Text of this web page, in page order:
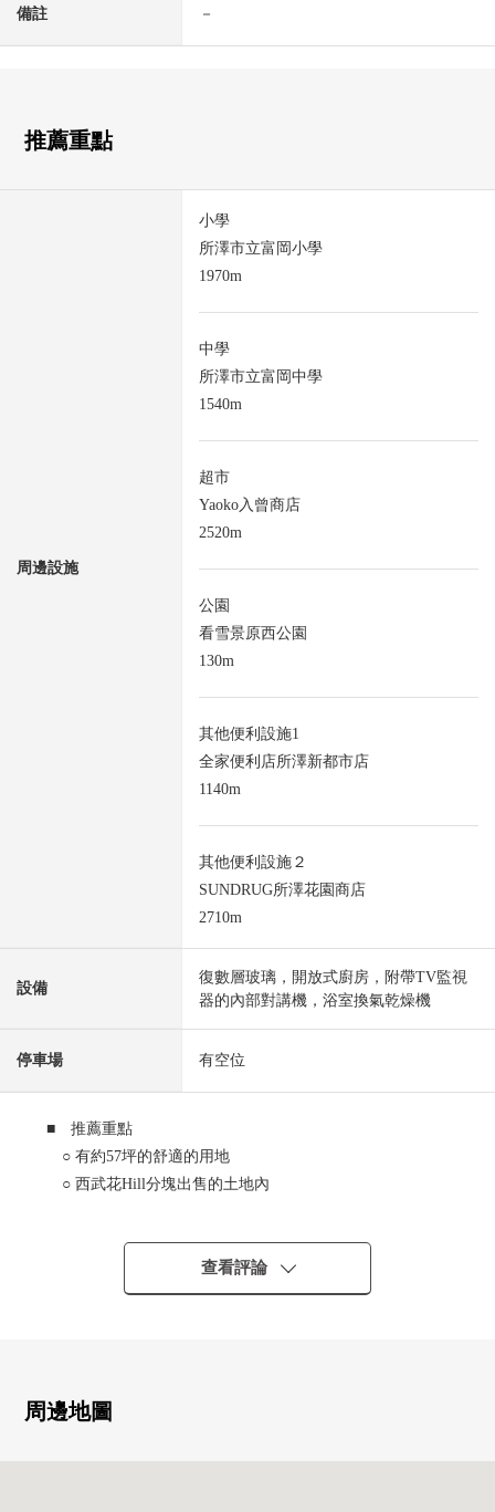
備註 －
推薦重點
周邊設施
小學
所澤市立富岡小學
1970m
中學
所澤市立富岡中學
1540m
超市
Yaoko入曾商店
2520m
公園
看雪景原西公園
130m
其他便利設施1
全家便利店所澤新都市店
1140m
其他便利設施２
SUNDRUG所澤花園商店
2710m
設備
復數層玻璃，開放式廚房，附帶TV監視
器的內部對講機，浴室換氣乾燥機
停車場 有空位
■ 推薦重點
○ 有約57坪的舒適的用地
○ 西武花Hill分塊出售的土地內
○ 車的進出容易做前面道路的約5m寬度
○ 汽車空間並列2台分鐘(在車型順便去)
○ 約22張塌塌米LDK的寬敞的4LDK
○ 便於嬰兒車以及打高爾夫球，後退的收藏的泥地收納
查看評論
周邊地圖